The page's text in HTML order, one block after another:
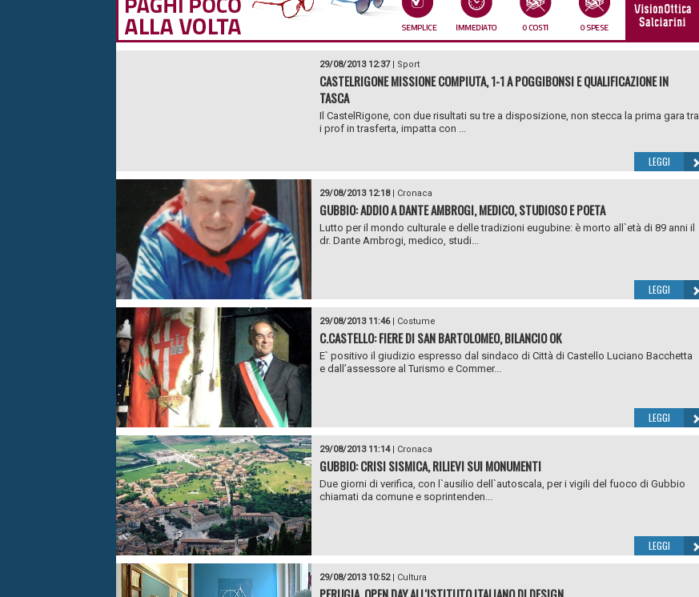
29/08/2013 12:37| Sport
CASTELRIGONE MISSIONE COMPIUTA, 1-1 A POGGIBONSI E QUALIFICAZIONE IN
TASCA
Il CastelRigone, con due risultati su tre a disposizione, non stecca la prima gara tra
i prof in trasferta, impatta con ...
LEGGI
29/08/2013 12:18| Cronaca
GUBBIO: ADDIO A DANTE AMBROGI, MEDICO, STUDIOSO E POETA
Lutto per il mondo culturale e delle tradizioni eugubine: è morto all`età di 89 anni il
dr. Dante Ambrogi, medico, studi...
LEGGI
29/08/2013 11:46| Costume
C.CASTELLO: FIERE DI SAN BARTOLOMEO, BILANCIO OK
E` positivo il giudizio espresso dal sindaco di Città di Castello Luciano Bacchetta
e dall’assessore al Turismo e Commer...
LEGGI
29/08/2013 11:14| Cronaca
GUBBIO: CRISI SISMICA, RILIEVI SUI MONUMENTI
Due giorni di verifica, con l`ausilio dell`autoscala, per i vigili del fuoco di Gubbio
chiamati da comune e soprintenden...
LEGGI
29/08/2013 10:52| Cultura